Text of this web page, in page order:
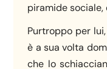
piramide sociale,
Purtroppo per
è a sua volta
che lo